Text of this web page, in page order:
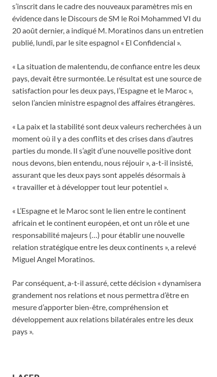
s’inscrit dans le cadre des nouveaux paramètres mis en
évidence dans le Discours de SM le Roi Mohammed VI du
20 août dernier, a indiqué M. Moratinos dans un entretien
publié, lundi, par le site espagnol « El Confidencial ».
« La situation de malentendu, de confiance entre les deux
pays, devait être surmontée. Le résultat est une source de
satisfaction pour les deux pays, l’Espagne et le Maroc »,
selon l’ancien ministre espagnol des affaires étrangères.
« La paix et la stabilité sont deux valeurs recherchées à un
moment où il y a des conflits et des crises dans d’autres
parties du monde. Il s’agit d’une nouvelle positive dont
nous devons, bien entendu, nous réjouir », a-t-il insisté,
assurant que les deux pays sont appelés désormais à
« travailler et à développer tout leur potentiel ».
« L’Espagne et le Maroc sont le lien entre le continent
africain et le continent européen, et ont un rôle et une
responsabilité majeurs (…) pour établir une nouvelle
relation stratégique entre les deux continents », a relevé
Miguel Angel Moratinos.
Par conséquent, a-t-il assuré, cette décision « dynamisera
grandement nos relations et nous permettra d’être en
mesure d’apporter bien-être, compréhension et
développement aux relations bilatérales entre les deux
pays ».